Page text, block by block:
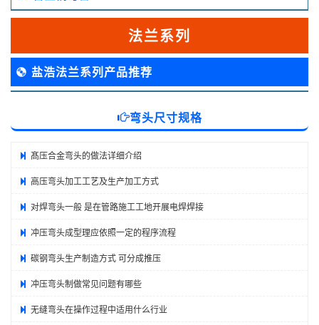
法兰系列
盐浩法兰系列产品推荐
弯头尺寸规格
髙压合金弯头的做法详细介绍
高压弯头加工工艺及生产加工方式
对焊弯头一般 是在管路施工工地开展电焊焊接
冲压弯头成型理应依照一定的程序流程
碳钢弯头生产制造方式 可分成推压
冲压弯头制做常见问题有哪些
无缝弯头在操作过程中适用什么行业